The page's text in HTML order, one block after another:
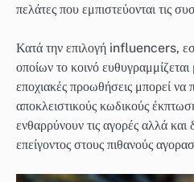
πελάτες που εμπιστεύονται τις
Κατά την επιλογή influencers,
οποίων το κοινό
εποχιακές προωθήσεις μπορεί να
αποκλειστικούς κωδικούς
ενθαρρύνουν τις αγορές αλλά
επείγοντος στους πιθανούς